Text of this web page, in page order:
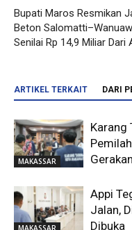
Bupati Maros Resmikan
Beton
Senilai Rp 14,9 Miliar Dari
ARTIKEL TERKAIT DARI
MAKASSAR
Karang
MAKASSAR
Appi
Jalan,
Dibuka